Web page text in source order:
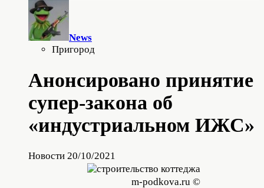
News
Пригород
Анонсировано принятие
супер-закона об
«индустриальном ИЖС»
Новости 20/10/2021
m-podkova.ru ©